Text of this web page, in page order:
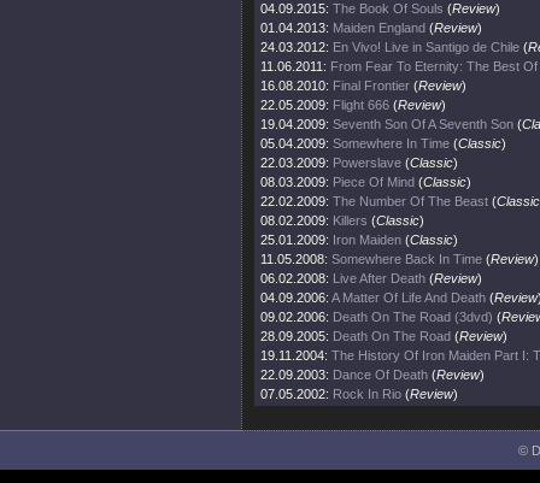
04.09.2015: The Book Of Souls (Review)
01.04.2013: Maiden England (Review)
24.03.2012: En Vivo! Live in Santigo de Chile (
11.06.2011: From Fear To Eternity: The Best
16.08.2010: Final Frontier (Review)
22.05.2009: Flight 666 (Review)
19.04.2009: Seventh Son Of A Seventh Son (
05.04.2009: Somewhere In Time (Classic)
22.03.2009: Powerslave (Classic)
08.03.2009: Piece Of Mind (Classic)
22.02.2009: The Number Of The Beast (Classic
08.02.2009: Killers (Classic)
25.01.2009: Iron Maiden (Classic)
11.05.2008: Somewhere Back In Time (Review)
06.02.2008: Live After Death (Review)
04.09.2006: A Matter Of Life And Death (Review
09.02.2006: Death On The Road (3dvd) (
28.09.2005: Death On The Road (Review)
19.11.2004: The History Of Iron Maiden Part I:
22.09.2003: Dance Of Death (Review)
07.05.2002: Rock In Rio (Review)
©